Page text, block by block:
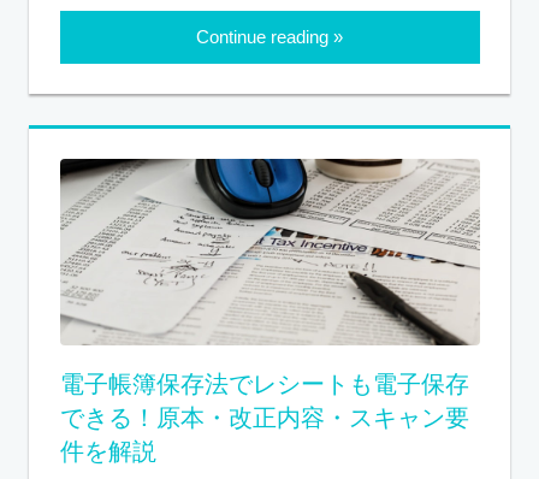
Continue reading
電子帳簿保存法でレシートも電子保存
できる！原本・改正内容・スキャン要
件を解説